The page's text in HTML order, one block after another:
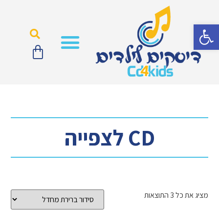
פתח סרגל נגישות
CD לצפייה
מציג את כל 3 התוצאות